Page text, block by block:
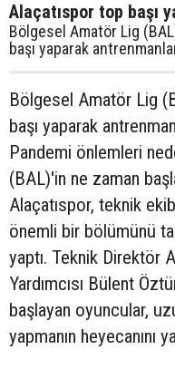
Alaçatıspor top başı
Bölgesel Amatör Lig
başı yaparak
Bölgesel Amatör Lig
başı yaparak
Pandemi önlemleri
(BAL)'in ne zaman
Alaçatıspor, teknik
önemli bir bölümünü
yaptı. Teknik Direktör
Yardımcısı Bülent
başlayan oyuncular,
yapmanın heyecanını